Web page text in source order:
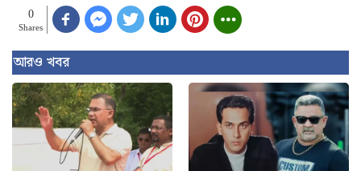
0
Shares
আরও খবর